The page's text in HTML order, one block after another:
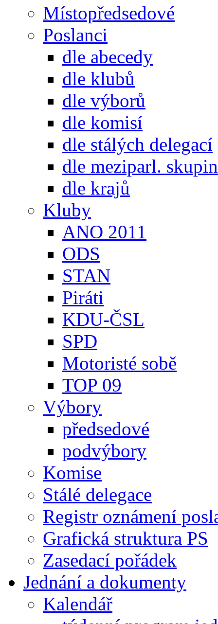
Místopředsedové
Poslanci
dle abecedy
dle klubů
dle výborů
dle komisí
dle stálých delegací
dle meziparl. skupin
dle krajů
Kluby
ANO 2011
ODS
STAN
Piráti
KDU-ČSL
SPD
Motoristé sobě
TOP 09
Výbory
předsedové
podvýbory
Komise
Stálé delegace
Registr oznámení
Grafická struktura PS
Zasedací pořádek
Jednání a dokumenty
Kalendář